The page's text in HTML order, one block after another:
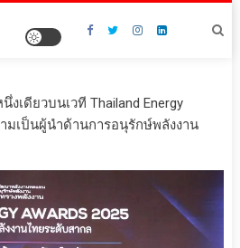
เดียวบนเวที Thailand Energy
มเป็นผู้นำด้านการอนุรักษ์พลังงาน